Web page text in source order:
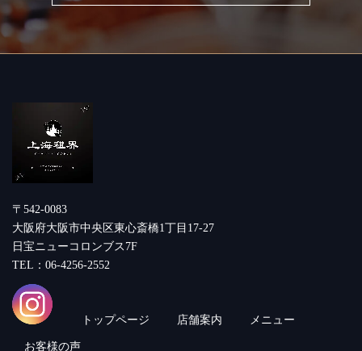
〒542-0083
大阪府大阪市中央区東心斎橋1丁目17-27
日宝ニューコロンブス7F
TEL：06-4256-2552
トップページ 店舗案内 メニュー
お客様の声